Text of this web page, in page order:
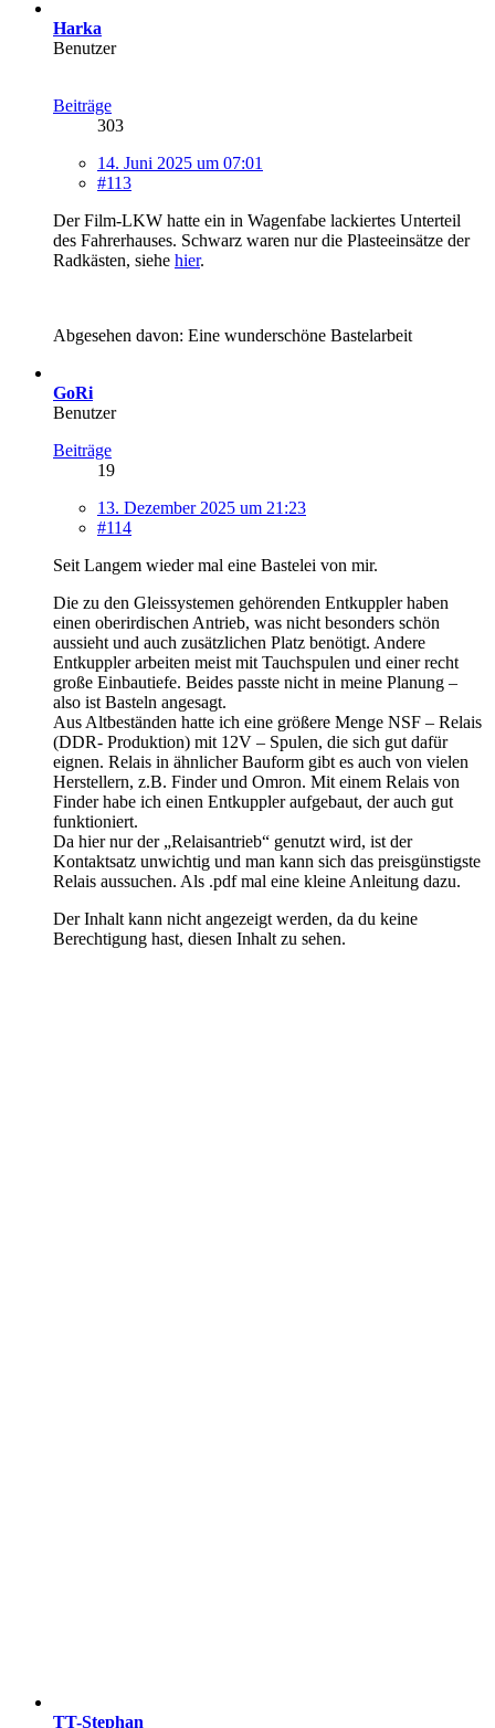
Harka
Benutzer
Beiträge
303
14. Juni 2025 um 07:01
#113
Der Film-LKW hatte ein in Wagenfabe lackiertes Unterteil
des Fahrerhauses. Schwarz waren nur die Plasteeinsätze der
Radkästen, siehe hier.
Abgesehen davon: Eine wunderschöne Bastelarbeit
GoRi
Benutzer
Beiträge
19
13. Dezember 2025 um 21:23
#114
Seit Langem wieder mal eine Bastelei von mir.
Die zu den Gleissystemen gehörenden Entkuppler haben
einen oberirdischen Antrieb, was nicht besonders schön
aussieht und auch zusätzlichen Platz benötigt. Andere
Entkuppler arbeiten meist mit Tauchspulen und einer recht
große Einbautiefe. Beides passte nicht in meine Planung –
also ist Basteln angesagt.
Aus Altbeständen hatte ich eine größere Menge NSF – Relais
(DDR- Produktion) mit 12V – Spulen, die sich gut dafür
eignen. Relais in ähnlicher Bauform gibt es auch von vielen
Herstellern, z.B. Finder und Omron. Mit einem Relais von
Finder habe ich einen Entkuppler aufgebaut, der auch gut
funktioniert.
Da hier nur der „Relaisantrieb“ genutzt wird, ist der
Kontaktsatz unwichtig und man kann sich das preisgünstigste
Relais aussuchen. Als .pdf mal eine kleine Anleitung dazu.
Der Inhalt kann nicht angezeigt werden, da du keine
Berechtigung hast, diesen Inhalt zu sehen.
TT-Stephan